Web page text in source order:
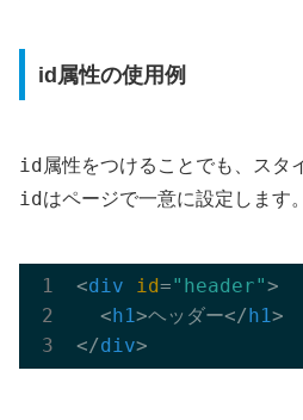
id属性の使用例
id属性をつけることでも、スタ
idはページで一意に設定します。
<div id="header">
< h1>ヘッダー</ h1>
</div>